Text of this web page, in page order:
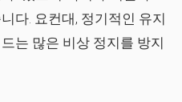
다. 요컨대, 정기적인 유지
는 많은 비상 정지를 방지